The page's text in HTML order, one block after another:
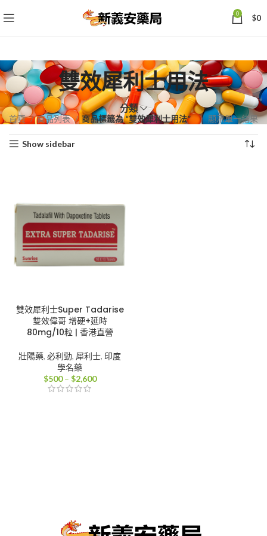
0 $0
雙效犀利士用法
分類
首頁 商品列表 商品標籤為 “雙效犀利士用法” 顯示單一結果
Show sidebar
雙效犀利士Super Tadarise
雙效偉哥 增硬+延時
80mg/10粒 | 香港直營
壯陽藥, 必利勁, 犀利士, 印度
學名藥
$500 – $2,600價